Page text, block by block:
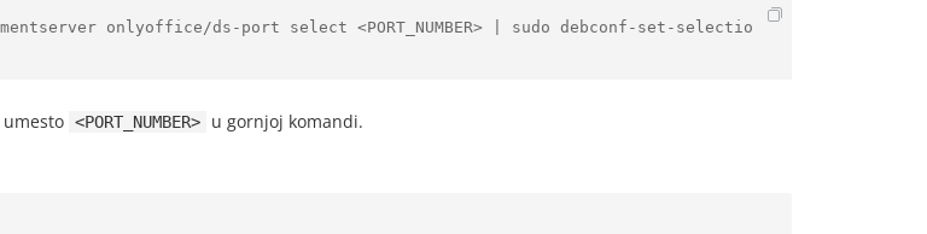
onlyoffice/ds-port select <PORT_NUMBER> | sudo debconf-set-selectio
<PORT_NUMBER> u gornjoj komandi.